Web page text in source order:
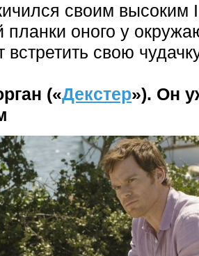
своим высоким
планки оного у
встретить свою
(«Декстер»). Он